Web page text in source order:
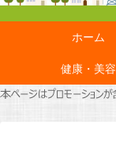
ホーム
健康・美容